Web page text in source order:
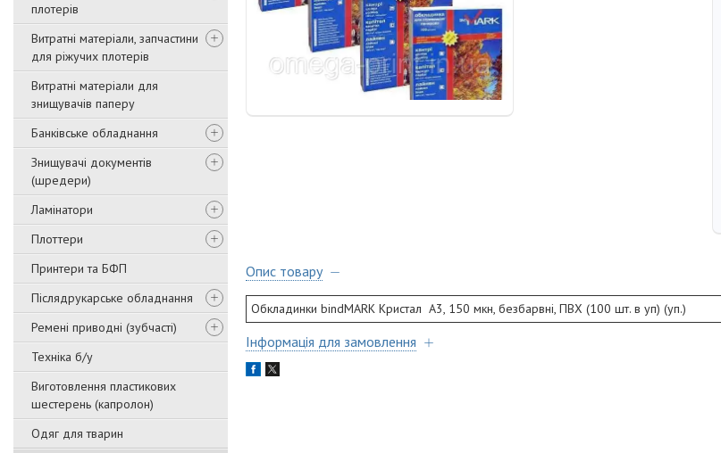
плотерів
Витратні матеріали, запчастини
для ріжучих плотерів
Витратні матеріали для
знищувачів паперу
Банківське обладнання
Знищувачі документів
(шредери)
Ламінатори
Плоттери
Принтери та БФП
Післядрукарське обладнання
Ремені приводні (зубчасті)
Техніка б/у
Виготовлення пластикових
шестерень (капролон)
Одяг для тварин
Опис товару
Обкладинки bindMARK Кристал А3, 150 мкн, безбарвні, ПВХ (100 шт. в уп) (уп.)
Інформація для замовлення